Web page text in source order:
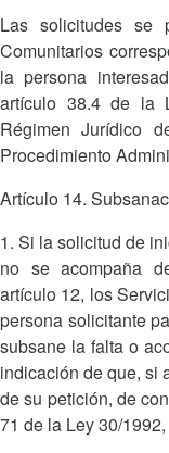
Las solicitudes se
Comunitarios
la persona
artículo 38.4 de la
Régimen Jurídico
Procedimiento
Artículo 14.
1. Si la solicitud de
no se acompaña
artículo 12, los
persona solicitante
subsane la falta o
indicación de que, si
de su petición, de
71 de la Ley 30/